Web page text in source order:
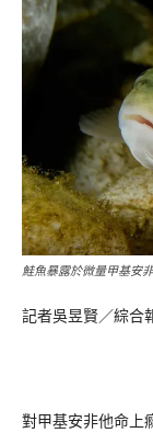
鮭魚暴露於微量甲基安
記者吳昱賢／綜合
對甲基安非他命上